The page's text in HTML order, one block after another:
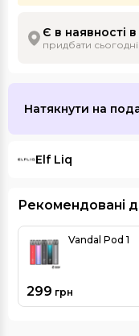
Є в наявності
придбати сьогодні
Натякнути на
Elf Liq
Рекомендовані
Vandal Pod 1
299 грн